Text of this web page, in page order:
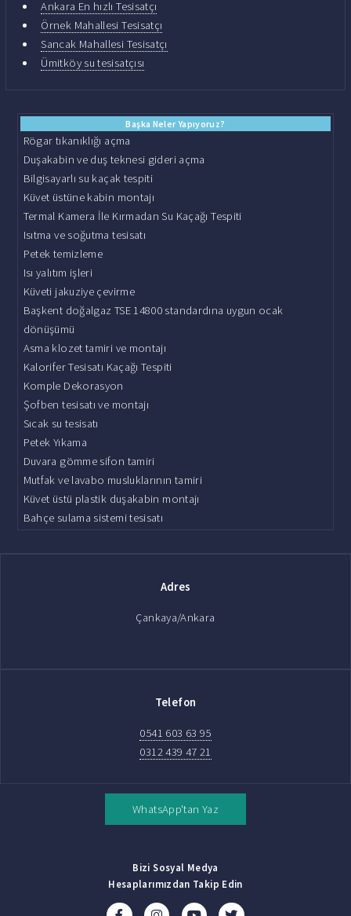
Ankara En hızlı Tesisatçı
Örnek Mahallesi Tesisatçı
Sancak Mahallesi Tesisatçı
Ümitköy su tesisatçısı
Başka Neler Yapıyoruz?
Rögar tıkanıklığı açma
Duşakabin ve duş teknesi gideri açma
Bilgisayarlı su kaçak tespiti
Küvet üstüne kabin montajı
Termal Kamera İle Kırmadan Su Kaçağı Tespiti
Isıtma ve soğutma tesisatı
Petek temizleme
Isı yalıtım işleri
Küveti jakuziye çevirme
Başkent doğalgaz TSE 14800 standardına uygun ocak
dönüşümü
Asma klozet tamiri ve montajı
Kalorifer Tesisatı Kaçağı Tespiti
Komple Dekorasyon
Şofben tesisatı ve montajı
Sıcak su tesisatı
Petek Yıkama
Duvara gömme sifon tamiri
Mutfak ve lavabo musluklarının tamiri
Küvet üstü plastik duşakabin montajı
Bahçe sulama sistemi tesisatı
Adres
Çankaya/Ankara
Telefon
0541 603 63 95
0312 439 47 21
WhatsApp'tan Yaz
Bizi Sosyal Medya
Hesaplarımızdan Takip Edin